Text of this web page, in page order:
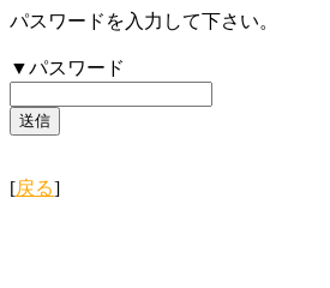
パスワードを入力して下さい。
▼パスワード
[戻る]